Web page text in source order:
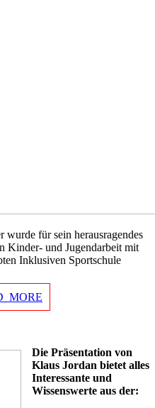
wurde für sein herausragendes
Kinder- und Jugendarbeit mit
Inklusiven Sportschule
Die Präsentation von
Klaus Jordan bietet alles
Interessante und
Wissenswerte aus der: